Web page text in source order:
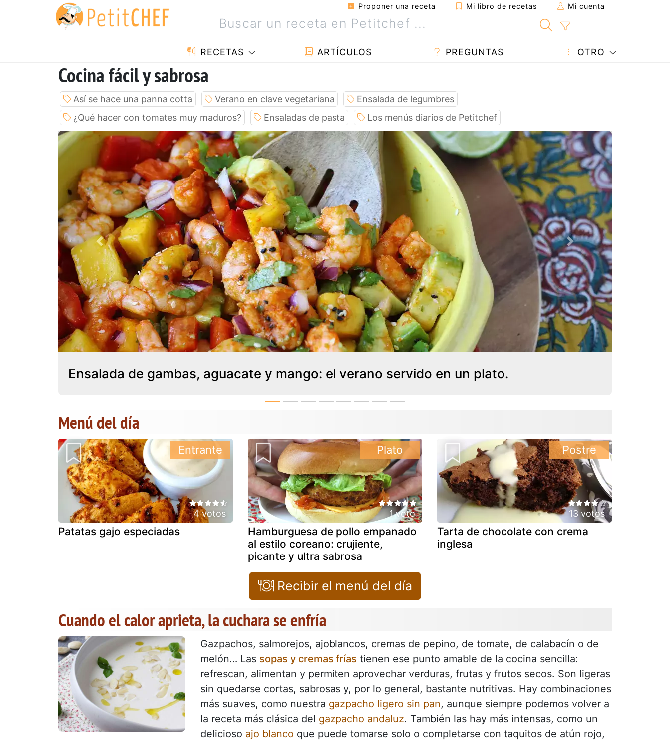
Proponer una receta Mi libro de recetas Mi cuenta
RECETAS ARTÍCULOS PREGUNTAS OTRO
Cocina fácil y sabrosa
Así se hace una panna cotta Verano en clave vegetariana
Ensalada de legumbres
¿Qué hacer con tomates muy maduros?
Ensaladas de pasta Los menús diarios de Petitchef
Ensalada de gambas, aguacate y mango: el verano servido en un plato.
Previous Next
Menú del día
4 votos
Patatas gajo especiadas
Entrante
1 voto
Hamburguesa de pollo empanado
al estilo coreano: crujiente,
picante y ultra sabrosa
Plato
13 votos
Tarta de chocolate con crema
inglesa
Postre
Recibir el menú del día
Cuando el calor aprieta, la cuchara se enfría
Gazpachos, salmorejos, ajoblancos, cremas de pepino, de tomate, de calabacín o de
melón… Las sopas y cremas frías tienen ese punto amable de la cocina sencilla:
refrescan, alimentan y permiten aprovechar verduras, frutas y frutos secos. Son ligeras
sin quedarse cortas, sabrosas y, por lo general, bastante nutritivas. Hay combinaciones
más suaves, como nuestra gazpacho ligero sin pan, aunque siempre podemos volver a
la receta más clásica del gazpacho andaluz. También las hay más intensas, como un
delicioso ajo blanco que puede tomarse solo o completarse con taquitos de atún rojo,